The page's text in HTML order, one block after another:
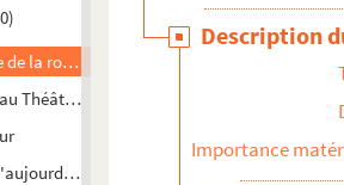
la rose Charles Trenet
Théâtre de l'Etoile
par Michel Perez
Description
Importance